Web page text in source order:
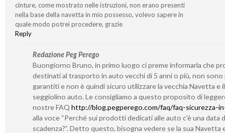
cinture, come mostrato nelle istruzioni, non erano presenti
nella base della navetta in mio possesso, volevo sapere in
quale modo potrei procedere, grazie
Reply
Redazione Peg Perego
Buongiorno Bruno, in primo luogo ci preme informarla che
destinati al trasporto in auto vecchi di 5 anni o più, non sono
garantiti e non è quindi sicuro utilizzare la vecchia Navetta e
seggiolino auto. Le consigliamo a questo proposito di
nostre FAQ http://blog.pegperego.com/faq/faq-sicurezza-
alla voce “Perché sui prodotti dedicati alle auto c’è una data
scadenza?”. Detto questo, bisogna vedere se la sua Navetta